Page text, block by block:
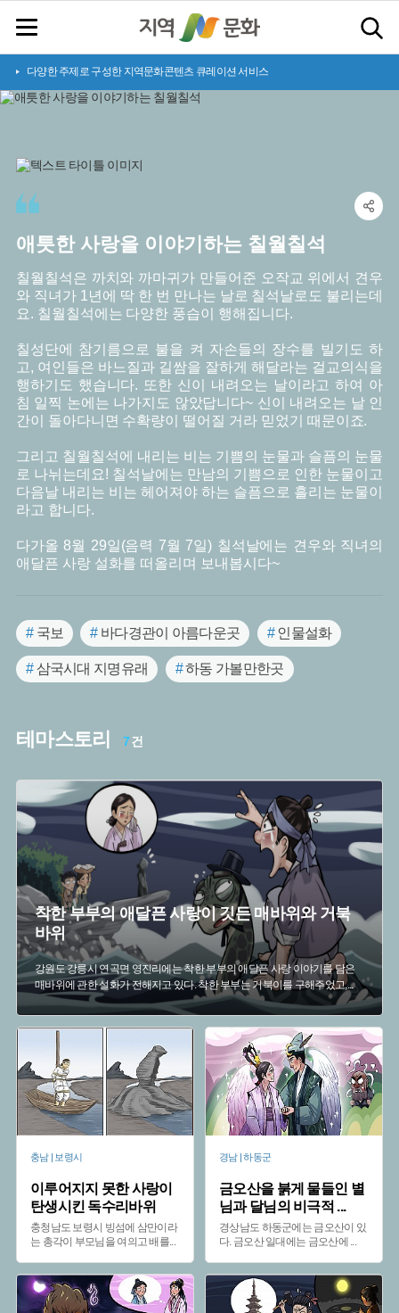
다양한 주제로 구성한 지역문화콘텐츠 큐레이션 서비스
애 틋한 사랑을 이 야기 하는 칠 월 칠 석
칠월칠석은 까치와 까마귀가 만들어준 오작교 위에서 견우
와 직녀가 1년에 딱 한 번 만나는 날로 칠석날로도 불리는데
요. 칠월칠석에는 다양한 풍습이 행해집니다.
칠성단에 참기름으로 불을 켜 자손들의 장수를 빌기도 하
고, 여인들은 바느질과 길쌈을 잘하게 해달라는 걸교의식을
행하기도 했습니다. 또한 신이 내려오는 날이라고 하여 아
침 일찍 논에는 나가지도 않았답니다~ 신이 내려오는 날 인
간이 돌아다니면 수확량이 떨어질 거라 믿었기 때문이죠.
그리고 칠월칠석에 내리는 비는 기쁨의 눈물과 슬픔의 눈물
로 나뉘는데요! 칠석날에는 만남의 기쁨으로 인한 눈물이고
다음날 내리는 비는 헤어져야 하는 슬픔으로 흘리는 눈물이
라고 합니다.
다가올 8월 29일(음력 7월 7일) 칠석날에는 견우와 직녀의
애달픈 사랑 설화를 떠올리며 보내봅시다~
#국보 #바다경관이 아름다운곳 #인물설화
#삼국시대 지명유래 #하동 가볼만한곳
# 경상남도 설화
#불상 경주 가볼만한곳 #울산 지명유래
#비극적 결말 #충청도설화 목조관음보살좌상
# 충청남도 설화 #설화
테마스토리 7건
착한 부부의 애달픈 사랑이 깃든 매바위와 거북
바위
강원도 강릉시 연곡면 영진리에는 착한 부부의 애달픈 사랑 이야기를 담은
매바위에 관한 설화가 전해지고 있다. 착한 부부는 거북이를 구해주었고,...
충남 | 보령시
이루어지지 못한 사랑이
탄생시킨 독수리바위
충청남도 보령시 빙섬에 삼만이라
는 총각이 부모님을 여의고 배를...
경남 | 하동군
금오산을 붉게 물들인 별
님과 달님의 비극적 ...
경상남도 하동군에는 금오산이 있
다. 금오산 일대에는 금오산에 ...